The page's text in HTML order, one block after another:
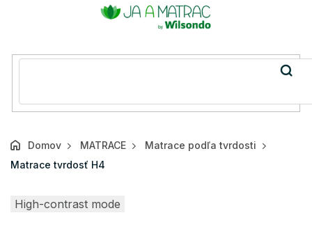
Domov MATRACE
Matrace podľa tvrdosti
Matrace tvrdosť H4
High-contrast mode